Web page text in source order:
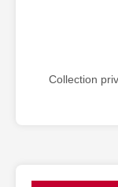
Collection